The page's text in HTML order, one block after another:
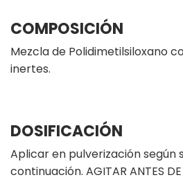
COMPOSICIÓN
Mezcla de Polidimetilsiloxano
inertes.
DOSIFICACIÓN
Aplicar en pulverización según
continuación. AGITAR ANTES DE